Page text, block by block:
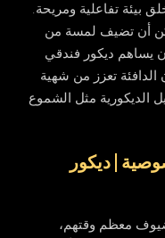
بيئة تفاعلية ومريحة.
أن تضيف لمسة من
يساهم ديكور فندقي
الدافئة تعزز من شهية
الديكورية مثل الشموع
| ديكور
معظم وقتهم،